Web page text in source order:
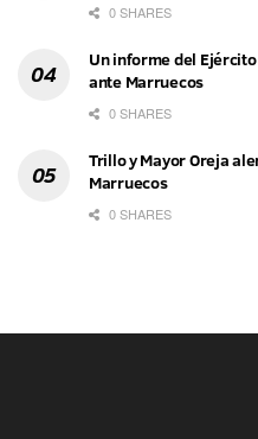
0 SHARES
Un informe del
ante Marruecos
0 SHARES
Trillo y Mayor Oreja
Marruecos
0 SHARES